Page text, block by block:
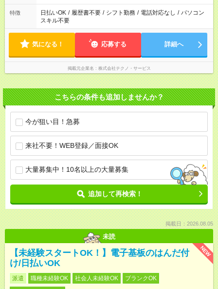
特徴 日払いOK / 履歴書不要 / シフト勤務 / 電話対応なし / パソコン
スキル不要
気になる！ 応募する 詳細へ
掲載元企業名 株式会社テクノ・サービス
こちらの条件も追加しませんか？
今が狙い目！急募
来社不要！WEB登録／面接OK
大量募集中！10名以上の大量募集
追加して再検索！
掲載日：2026.08.05
未読
NEW
【未経験スタートOK！】電子基板のはんだ付
け/日払いOK
派遣 職種未経験OK 社会人未経験OK
ブランクOK